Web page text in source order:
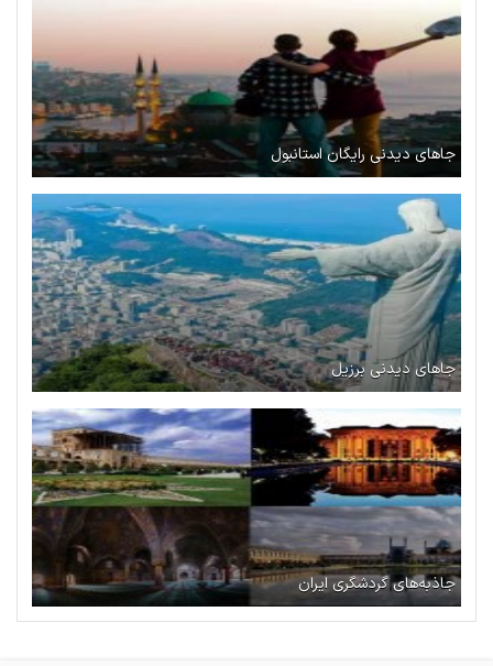
جاهای دیدنی رایگان استانبول
جاهای دیدنی برزیل
جاذبه‌های گردشگری ایران